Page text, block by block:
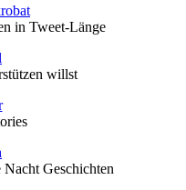
in Tweet-Länge
willst
Geschichten